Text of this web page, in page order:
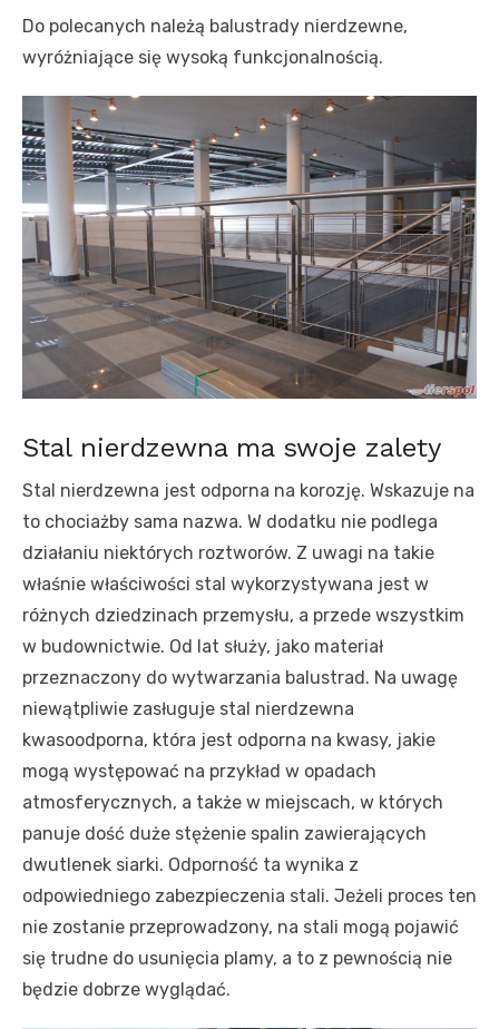
Do polecanych należą balustrady nierdzewne,
wyróżniające się wysoką funkcjonalnością.
Stal nierdzewna ma swoje zalety
Stal nierdzewna jest odporna na korozję. Wskazuje na
to chociażby sama nazwa. W dodatku nie podlega
działaniu niektórych roztworów. Z uwagi na takie
właśnie właściwości stal wykorzystywana jest w
różnych dziedzinach przemysłu, a przede wszystkim
w budownictwie. Od lat służy, jako materiał
przeznaczony do wytwarzania balustrad. Na uwagę
niewątpliwie zasługuje stal nierdzewna
kwasoodporna, która jest odporna na kwasy, jakie
mogą występować na przykład w opadach
atmosferycznych, a także w miejscach, w których
panuje dość duże stężenie spalin zawierających
dwutlenek siarki. Odporność ta wynika z
odpowiedniego zabezpieczenia stali. Jeżeli proces ten
nie zostanie przeprowadzony, na stali mogą pojawić
się trudne do usunięcia plamy, a to z pewnością nie
będzie dobrze wyglądać.